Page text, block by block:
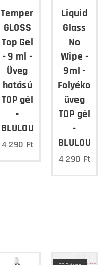
Tempered
GLOSS
Top Gel
- 9 ml -
Üveg
hatású
TOP gél
-
BLULOU
4 290 Ft
Liquid
Glass
No
Wipe -
9ml -
Folyékony
üveg
TOP gél
-
BLULOU
4 290 Ft